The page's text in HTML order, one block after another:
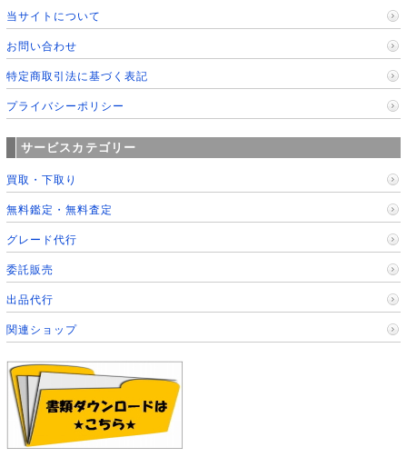
当サイトについて
お問い合わせ
特定商取引法に基づく表記
プライバシーポリシー
サービスカテゴリー
買取・下取り
無料鑑定・無料査定
グレード代行
委託販売
出品代行
関連ショップ